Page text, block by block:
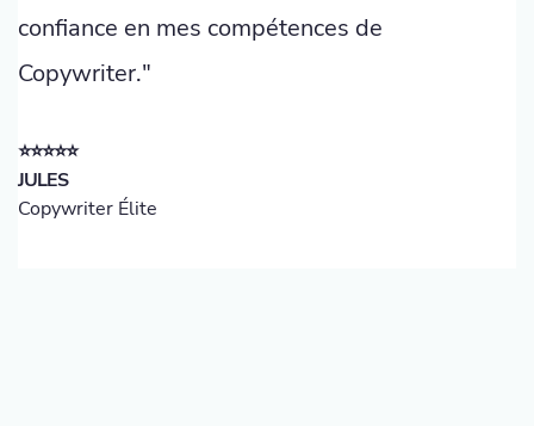
confiance en mes compétences de
Copywriter."
⭐️⭐️⭐️⭐️⭐️
JULES
Copywriter Élite